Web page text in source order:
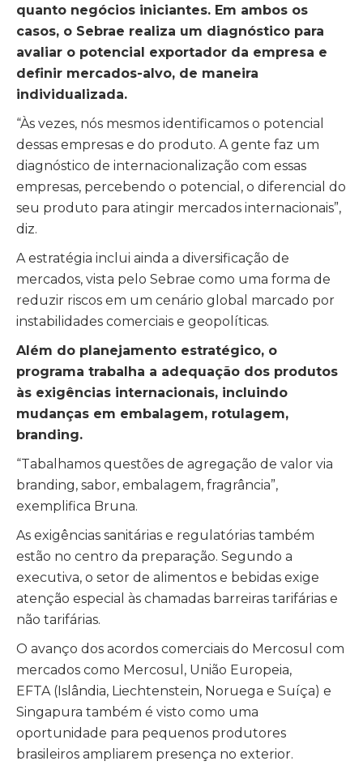
quanto negócios iniciantes. Em ambos os
casos, o Sebrae realiza um diagnóstico para
avaliar o potencial exportador da empresa e
definir mercados-alvo, de maneira
individualizada.
“Às vezes, nós mesmos identificamos o potencial
dessas empresas e do produto. A gente faz um
diagnóstico de internacionalização com essas
empresas, percebendo o potencial, o diferencial do
seu produto para atingir mercados internacionais”,
diz.
A estratégia inclui ainda a diversificação de
mercados, vista pelo Sebrae como uma forma de
reduzir riscos em um cenário global marcado por
instabilidades comerciais e geopolíticas.
Além do planejamento estratégico, o
programa trabalha a adequação dos produtos
às exigências internacionais, incluindo
mudanças em embalagem, rotulagem,
branding.
“Tabalhamos questões de agregação de valor via
branding, sabor, embalagem, fragrância”,
exemplifica Bruna.
As exigências sanitárias e regulatórias também
estão no centro da preparação. Segundo a
executiva, o setor de alimentos e bebidas exige
atenção especial às chamadas barreiras tarifárias e
não tarifárias.
O avanço dos acordos comerciais do Mercosul com
mercados como Mercosul , União Europeia,
EFTA(Islândia, Liechtenstein, Noruega e Suíça) e
Singapura também é visto como uma
oportunidade para pequenos produtores
brasileiros ampliarem presença no exterior.